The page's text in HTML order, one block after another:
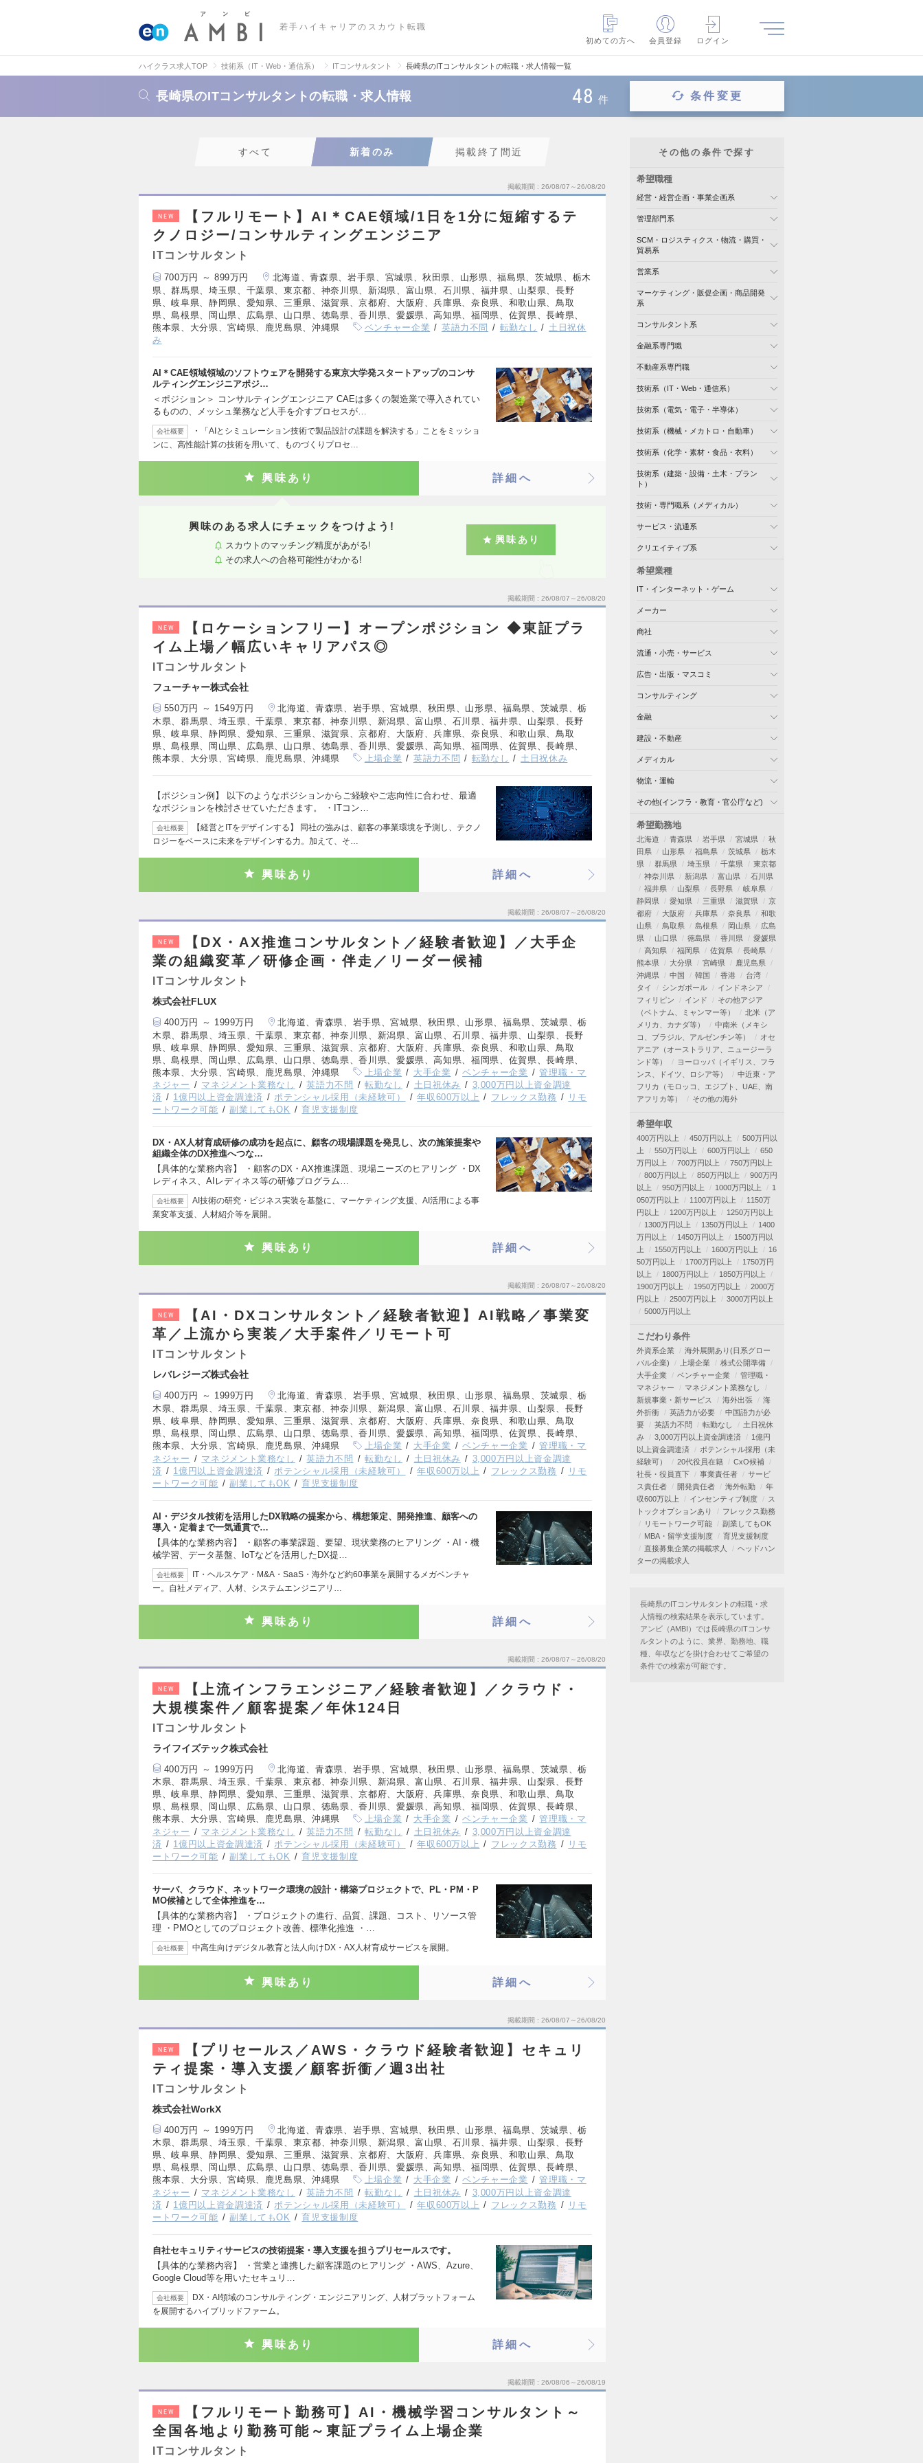
若手ハイキャリアのスカウト転職
初めての方へ
会員登録 ログイン
ハイクラス求人TOP 技術系（IT・Web・通信系） ITコンサルタント 長崎県のITコンサルタントの転職・求人情報一覧
長崎県のITコンサルタントの転職・求人情報 48 件 条件変更
すべて 新着のみ 掲載終了間近
掲載期間 26/08/07～26/08/20
NEW
【フルリモート】AI＊CAE領域/1日を1分に短縮するテ
クノロジー/コンサルティングエンジニア
ITコンサルタント
700万円 ～ 899万円
北海道、青森県、岩手県、宮城県、秋田県、山形県、福島県、茨城県、栃木
県、群馬県、埼玉県、千葉県、東京都、神奈川県、新潟県、富山県、石川県、福井県、山梨県、長野
県、岐阜県、静岡県、愛知県、三重県、滋賀県、京都府、大阪府、兵庫県、奈良県、和歌山県、鳥取
県、島根県、岡山県、広島県、山口県、徳島県、香川県、愛媛県、高知県、福岡県、佐賀県、長崎県、
熊本県、大分県、宮崎県、鹿児島県、沖縄県
ベンチャー企業 英語力不問 転勤なし
土日祝休
み
AI＊CAE領域領域のソフトウェアを開発する東京大学発スタートアップのコンサ
ルティングエンジニアポジ…
＜ポジション＞ コンサルティングエンジニア CAEは多くの製造業で導入されてい
るものの、メッシュ業務など人手を介すプロセスが…
会社概要
・「AIとシミュレーション技術で製品設計の課題を解決する」ことをミッショ
ンに、高性能計算の技術を用いて、ものづくりプロセ…
興味あり 詳細へ
興味のある求人にチェックをつけよう!
スカウトのマッチング精度があがる!
その求人への合格可能性がわかる!
興味あり
掲載期間 26/08/07～26/08/20
NEW
【ロケーションフリー】オープンポジション ◆東証プラ
イム上場／幅広いキャリアパス◎
ITコンサルタント
フューチャー株式会社
550万円 ～ 1549万円
北海道、青森県、岩手県、宮城県、秋田県、山形県、福島県、茨城県、栃
木県、群馬県、埼玉県、千葉県、東京都、神奈川県、新潟県、富山県、石川県、福井県、山梨県、長野
県、岐阜県、静岡県、愛知県、三重県、滋賀県、京都府、大阪府、兵庫県、奈良県、和歌山県、鳥取
県、島根県、岡山県、広島県、山口県、徳島県、香川県、愛媛県、高知県、福岡県、佐賀県、長崎県、
熊本県、大分県、宮崎県、鹿児島県、沖縄県
上場企業 英語力不問 転勤なし 土日祝休み
【ポジション例】 以下のようなポジションからご経験やご志向性に合わせ、最適
なポジションを検討させていただきます。 ・ITコン…
会社概要
【経営とITをデザインする】 同社の強みは、顧客の事業環境を予測し、テクノ
ロジーをベースに未来をデザインする力。加えて、そ…
興味あり 詳細へ
掲載期間 26/08/07～26/08/20
NEW
【DX・AX推進コンサルタント／経験者歓迎】／大手企
業の組織変革／研修企画・伴走／リーダー候補
ITコンサルタント
株式会社FLUX
400万円 ～ 1999万円
北海道、青森県、岩手県、宮城県、秋田県、山形県、福島県、茨城県、栃
木県、群馬県、埼玉県、千葉県、東京都、神奈川県、新潟県、富山県、石川県、福井県、山梨県、長野
県、岐阜県、静岡県、愛知県、三重県、滋賀県、京都府、大阪府、兵庫県、奈良県、和歌山県、鳥取
県、島根県、岡山県、広島県、山口県、徳島県、香川県、愛媛県、高知県、福岡県、佐賀県、長崎県、
熊本県、大分県、宮崎県、鹿児島県、沖縄県
上場企業 大手企業 ベンチャー企業
管理職・マ
ネジャー
マネジメント業務なし 英語力不問 転勤なし 土日祝休み
3,000万円以上資金調達
済
1億円以上資金調達済 ポテンシャル採用（未経験可） 年収600万以上 フレックス勤務
リモ
ートワーク可能
副業してもOK 育児支援制度
DX・AX人材育成研修の成功を起点に、顧客の現場課題を発見し、次の施策提案や
組織全体のDX推進へつな…
【具体的な業務内容】 ・顧客のDX・AX推進課題、現場ニーズのヒアリング ・DX
レディネス、AIレディネス等の研修プログラム…
会社概要
AI技術の研究・ビジネス実装を基盤に、マーケティング支援、AI活用による事
業変革支援、人材紹介等を展開。
興味あり 詳細へ
掲載期間 26/08/07～26/08/20
NEW
【AI・DXコンサルタント／経験者歓迎】AI戦略／事業変
革／上流から実装／大手案件／リモート可
ITコンサルタント
レバレジーズ株式会社
400万円 ～ 1999万円
北海道、青森県、岩手県、宮城県、秋田県、山形県、福島県、茨城県、栃
木県、群馬県、埼玉県、千葉県、東京都、神奈川県、新潟県、富山県、石川県、福井県、山梨県、長野
県、岐阜県、静岡県、愛知県、三重県、滋賀県、京都府、大阪府、兵庫県、奈良県、和歌山県、鳥取
県、島根県、岡山県、広島県、山口県、徳島県、香川県、愛媛県、高知県、福岡県、佐賀県、長崎県、
熊本県、大分県、宮崎県、鹿児島県、沖縄県
上場企業 大手企業 ベンチャー企業
管理職・マ
ネジャー
マネジメント業務なし 英語力不問 転勤なし 土日祝休み
3,000万円以上資金調達
済
1億円以上資金調達済 ポテンシャル採用（未経験可） 年収600万以上 フレックス勤務
リモ
ートワーク可能
副業してもOK 育児支援制度
AI・デジタル技術を活用したDX戦略の提案から、構想策定、開発推進、顧客への
導入・定着まで一気通貫で…
【具体的な業務内容】 ・顧客の事業課題、要望、現状業務のヒアリング ・AI・機
械学習、データ基盤、IoTなどを活用したDX提…
会社概要
IT・ヘルスケア・M&A・SaaS・海外など約60事業を展開するメガベンチャ
ー。自社メディア、人材、システムエンジニアリ…
興味あり 詳細へ
掲載期間 26/08/07～26/08/20
NEW
【上流インフラエンジニア／経験者歓迎】／クラウド・
大規模案件／顧客提案／年休124日
ITコンサルタント
ライフイズテック株式会社
400万円 ～ 1999万円
北海道、青森県、岩手県、宮城県、秋田県、山形県、福島県、茨城県、栃
木県、群馬県、埼玉県、千葉県、東京都、神奈川県、新潟県、富山県、石川県、福井県、山梨県、長野
県、岐阜県、静岡県、愛知県、三重県、滋賀県、京都府、大阪府、兵庫県、奈良県、和歌山県、鳥取
県、島根県、岡山県、広島県、山口県、徳島県、香川県、愛媛県、高知県、福岡県、佐賀県、長崎県、
熊本県、大分県、宮崎県、鹿児島県、沖縄県
上場企業 大手企業 ベンチャー企業
管理職・マ
ネジャー
マネジメント業務なし 英語力不問 転勤なし 土日祝休み
3,000万円以上資金調達
済
1億円以上資金調達済 ポテンシャル採用（未経験可） 年収600万以上 フレックス勤務
リモ
ートワーク可能
副業してもOK 育児支援制度
サーバ、クラウド、ネットワーク環境の設計・構築プロジェクトで、PL・PM・P
MO候補として全体推進を…
【具体的な業務内容】 ・プロジェクトの進行、品質、課題、コスト、リソース管
理 ・PMOとしてのプロジェクト改善、標準化推進 ・…
会社概要 中高生向けデジタル教育と法人向けDX・AX人材育成サービスを展開。
興味あり 詳細へ
掲載期間 26/08/07～26/08/20
NEW
【プリセールス／AWS・クラウド経験者歓迎】セキュリ
ティ提案・導入支援／顧客折衝／週3出社
ITコンサルタント
株式会社WorkX
400万円 ～ 1999万円
北海道、青森県、岩手県、宮城県、秋田県、山形県、福島県、茨城県、栃
木県、群馬県、埼玉県、千葉県、東京都、神奈川県、新潟県、富山県、石川県、福井県、山梨県、長野
県、岐阜県、静岡県、愛知県、三重県、滋賀県、京都府、大阪府、兵庫県、奈良県、和歌山県、鳥取
県、島根県、岡山県、広島県、山口県、徳島県、香川県、愛媛県、高知県、福岡県、佐賀県、長崎県、
熊本県、大分県、宮崎県、鹿児島県、沖縄県
上場企業 大手企業 ベンチャー企業
管理職・マ
ネジャー
マネジメント業務なし 英語力不問 転勤なし 土日祝休み
3,000万円以上資金調達
済
1億円以上資金調達済 ポテンシャル採用（未経験可） 年収600万以上 フレックス勤務
リモ
ートワーク可能
副業してもOK 育児支援制度
自社セキュリティサービスの技術提案・導入支援を担うプリセールスです。
【具体的な業務内容】 ・営業と連携した顧客課題のヒアリング ・AWS、Azure、
Google Cloud等を用いたセキュリ…
会社概要
DX・AI領域のコンサルティング・エンジニアリング、人材プラットフォーム
を展開するハイブリッドファーム。
興味あり 詳細へ
掲載期間 26/08/06～26/08/19
NEW
【フルリモート勤務可】AI・機械学習コンサルタント～
全国各地より勤務可能～東証プライム上場企業
ITコンサルタント
その他の条件で探す
希望職種
経営・経営企画・事業企画系
管理部門系
SCM・ロジスティクス・物流・購買・
貿易系
営業系
マーケティング・販促企画・商品開発
系
コンサルタント系
金融系専門職
不動産系専門職
技術系（IT・Web・通信系）
技術系（電気・電子・半導体）
技術系（機械・メカトロ・自動車）
技術系（化学・素材・食品・衣料）
技術系（建築・設備・土木・プラン
ト）
技術・専門職系（メディカル）
サービス・流通系
クリエイティブ系
希望業種
IT・インターネット・ゲーム
メーカー
商社
流通・小売・サービス
広告・出版・マスコミ
コンサルティング
金融
建設・不動産
メディカル
物流・運輸
その他(インフラ・教育・官公庁など)
希望勤務地
北海道 青森県 岩手県 宮城県
秋
田県
山形県 福島県 茨城県
栃木
県
群馬県 埼玉県 千葉県
東京都
神奈川県
新潟県 富山県
石川県
福井県
山梨県 長野県
岐阜県
静岡県
愛知県 三重県 滋賀県
京
都府
大阪府 兵庫県 奈良県
和歌
山県
鳥取県 島根県 岡山県
広島
県
山口県 徳島県 香川県
愛媛県
高知県
福岡県 佐賀県
長崎県
熊本県
大分県 宮崎県
鹿児島県
沖縄県
中国 韓国 香港
台湾
タイ
シンガポール
インドネシア
フィリピン
インド
その他アジア
（ベトナム、ミャンマー等）
北米（ア
メリカ、カナダ等）
中南米（メキシ
コ、ブラジル、アルゼンチン等）
オセ
アニア（オーストラリア、ニュージーラ
ンド等）
ヨーロッパ（イギリス、フラ
ンス、ドイツ、ロシア等）
中近東・ア
フリカ（モロッコ、エジプト、UAE、南
アフリカ等）
その他の海外
希望年収
400万円以上 450万円以上
500万円以
上
550万円以上 600万円以上
650
万円以上
700万円以上
750万円以上
800万円以上
850万円以上
900万円
以上
950万円以上 1000万円以上
1
050万円以上
1100万円以上
1150万
円以上
1200万円以上
1250万円以上
1300万円以上
1350万円以上
1400
万円以上
1450万円以上
1500万円以
上
1550万円以上 1600万円以上
16
50万円以上
1700万円以上
1750万円
以上
1800万円以上
1850万円以上
1900万円以上
1950万円以上
2000万
円以上
2500万円以上
3000万円以上
5000万円以上
こだわり条件
外資系企業
海外展開あり(日系グロー
バル企業)
上場企業
株式公開準備
大手企業
ベンチャー企業
管理職・
マネジャー
マネジメント業務なし
新規事業・新サービス
海外出張
海
外折衝
英語力が必要
中国語力が必
要
英語力不問 転勤なし
土日祝休
み
3,000万円以上資金調達済
1億円
以上資金調達済
ポテンシャル採用（未
経験可）
20代役員在籍
CxO候補
社長・役員直下
事業責任者
サービ
ス責任者
開発責任者 海外転勤
年
収600万以上
インセンティブ制度
ス
トックオプションあり
フレックス勤務
リモートワーク可能
副業してもOK
MBA・留学支援制度
育児支援制度
直接募集企業の掲載求人
ヘッドハン
ターの掲載求人
長崎県のITコンサルタントの転職・求
人情報の検索結果を表示しています。
アンビ（AMBI）では長崎県のITコンサ
ルタントのように、業界、勤務地、職
種、年収などを掛け合わせてご希望の
条件での検索が可能です。